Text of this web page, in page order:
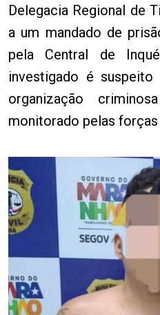
Delegacia Regional de
a um mandado de
pela Central de
investigado é
organização
monitorado pelas forças